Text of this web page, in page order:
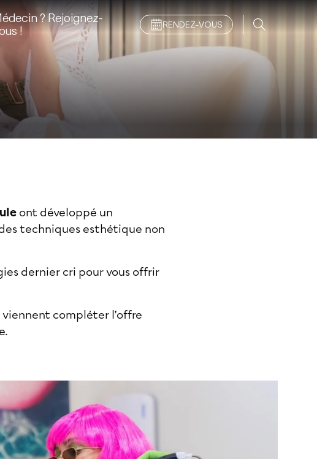
? Rejoignez-
!
RENDEZ-VOUS
ont développé un
techniques esthétique non
dernier cri pour vous offrir
compléter l’offre